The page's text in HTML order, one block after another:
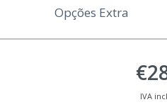
Opções Extra
IVA